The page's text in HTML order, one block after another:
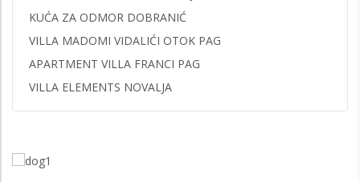
KUĆA ZA ODMOR DOBRANIĆ
VILLA MADOMI VIDALIĆI OTOK PAG
APARTMENT VILLA FRANCI PAG
VILLA ELEMENTS NOVALJA